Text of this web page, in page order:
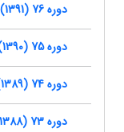
دوره 76 (1391)
دوره 75 (1390)
دوره 74 (1389)
دوره 73 (1388)